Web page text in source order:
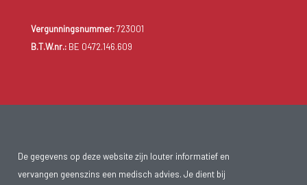
Vergunningsnummer:723001
B.T.W.nr.:BE 0472.146.609
De gegevens op deze website zijn louter informatief en
vervangen geenszins een medisch advies. Je dient bij